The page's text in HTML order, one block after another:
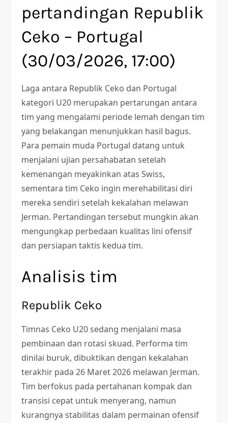
pertandingan Republik
Ceko – Portugal
(30/03/2026, 17:00)
Laga antara Republik Ceko dan Portugal
kategori U20 merupakan pertarungan antara
tim yang mengalami periode lemah dengan tim
yang belakangan menunjukkan hasil bagus.
Para pemain muda Portugal datang untuk
menjalani ujian persahabatan setelah
kemenangan meyakinkan atas Swiss,
sementara tim Ceko ingin merehabilitasi diri
mereka sendiri setelah kekalahan melawan
Jerman. Pertandingan tersebut mungkin akan
mengungkap perbedaan kualitas lini ofensif
dan persiapan taktis kedua tim.
Analisis tim
Republik Ceko
Timnas Ceko U20 sedang menjalani masa
pembinaan dan rotasi skuad. Performa tim
dinilai buruk, dibuktikan dengan kekalahan
terakhir pada 26 Maret 2026 melawan Jerman.
Tim berfokus pada pertahanan kompak dan
transisi cepat untuk menyerang, namun
kurangnya stabilitas dalam permainan ofensif